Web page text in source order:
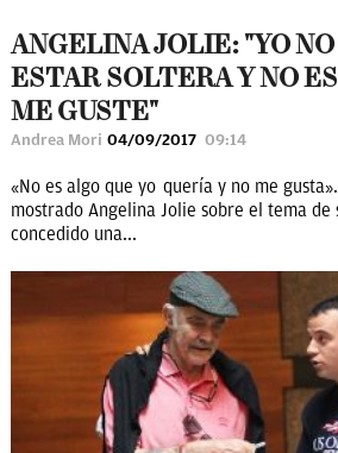
ANGELINA JOLIE: "YO
ESTAR SOLTERA Y NO
ME GUSTE"
Andrea Mori 04/09/2017 09:14
«No es algo que yo quería y no me
mostrado Angelina Jolie sobre el tema
concedido una...